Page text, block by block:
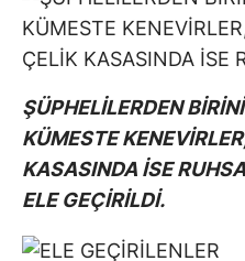
ŞÜPHELİLERDEN
KÜMESTE
KASASINDA İSE
ELE GEÇİRİLDİ.